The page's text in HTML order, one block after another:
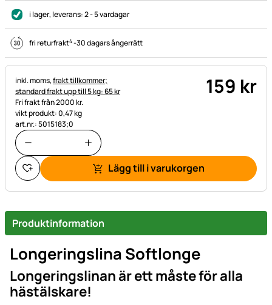
i lager, leverans:2 - 5 vardagar
fri returfrakt4-30 dagars ångerrätt
Skatteinformation:
inkl. moms,frakt tillkommer;
standard frakt upp till 5 kg: 65 kr
Fri frakt från 2000 kr.
vikt produkt: 0,47 kg
art.nr.: 5015183;0
159 kr
Lägg till i varukorgen
Produktinformation
Longeringslina Softlonge
Longeringslinan är ett måste för alla
hästälskare!